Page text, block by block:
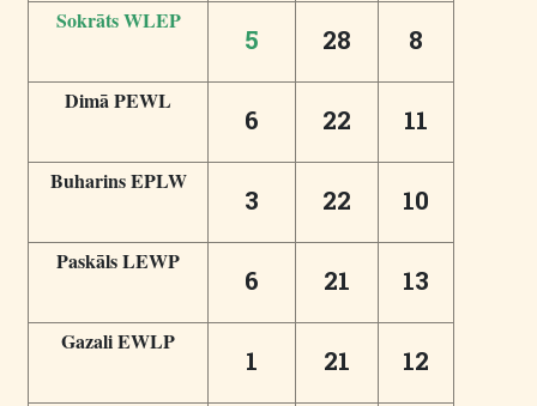
Sokrāts WLEP
5 28 8
Dimā PEWL
6 22 11
Buharins EPLW
3 22 10
Paskāls LEWP
6 21 13
Gazali EWLP
1 21 12